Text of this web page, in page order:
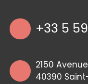
+33 5
2150
40390